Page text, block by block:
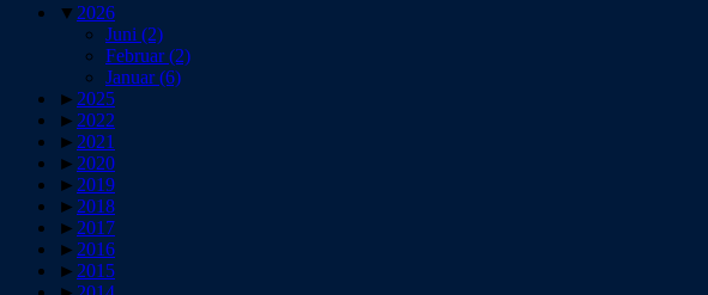
▼ 2026
Juni (2)
Februar(2)
Januar(6)
► 2025
► 2022
► 2021
► 2020
► 2019
► 2018
► 2017
► 2016
► 2015